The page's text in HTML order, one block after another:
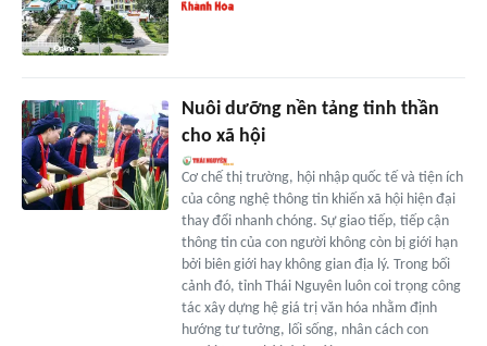
Nuôi dưỡng nền tảng tinh thần
cho xã hội
Cơ chế thị trường, hội nhập quốc tế và tiện ích
của công nghệ thông tin khiến xã hội hiện đại
thay đổi nhanh chóng. Sự giao tiếp, tiếp cận
thông tin của con người không còn bị giới hạn
bởi biên giới hay không gian địa lý. Trong bối
cảnh đó, tỉnh Thái Nguyên luôn coi trọng công
tác xây dựng hệ giá trị văn hóa nhằm định
hướng tư tưởng, lối sống, nhân cách con